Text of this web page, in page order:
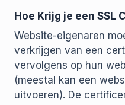
Hoe Krijg je een SSL
Website-eigenaren
verkrijgen van een
vervolgens op hun
(meestal kan een
uitvoeren). De